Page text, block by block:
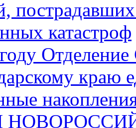
катастроф
краю